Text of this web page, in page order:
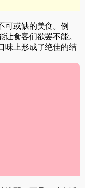
可或缺的美食。例
食客们欲罢不能。
味上形成了绝佳的结